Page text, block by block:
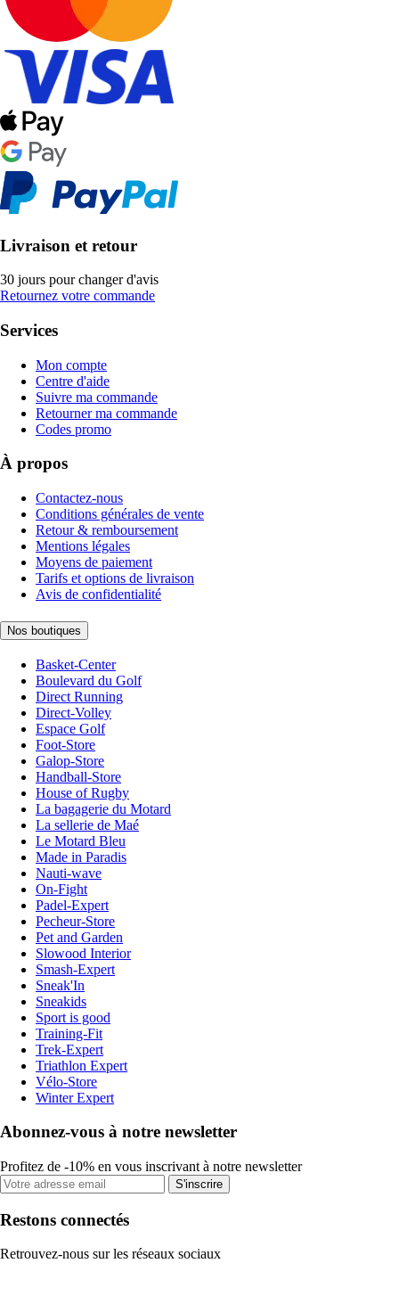
Livraison et retour
30 jours pour changer d'avis
Retournez votre commande
Services
Mon compte
Centre d'aide
Suivre ma commande
Retourner ma commande
Codes promo
À propos
Contactez-nous
Conditions générales de vente
Retour & remboursement
Mentions légales
Moyens de paiement
Tarifs et options de livraison
Avis de confidentialité
Nos boutiques
Basket-Center
Boulevard du Golf
Direct Running
Direct-Volley
Espace Golf
Foot-Store
Galop-Store
Handball-Store
House of Rugby
La bagagerie du Motard
La sellerie de Maé
Le Motard Bleu
Made in Paradis
Nauti-wave
On-Fight
Padel-Expert
Pecheur-Store
Pet and Garden
Slowood Interior
Smash-Expert
Sneak'In
Sneakids
Sport is good
Training-Fit
Trek-Expert
Triathlon Expert
Vélo-Store
Winter Expert
Abonnez-vous à notre newsletter
Profitez de -10% en vous inscrivant à notre newsletter
S'inscrire
Restons connectés
Retrouvez-nous sur les réseaux sociaux